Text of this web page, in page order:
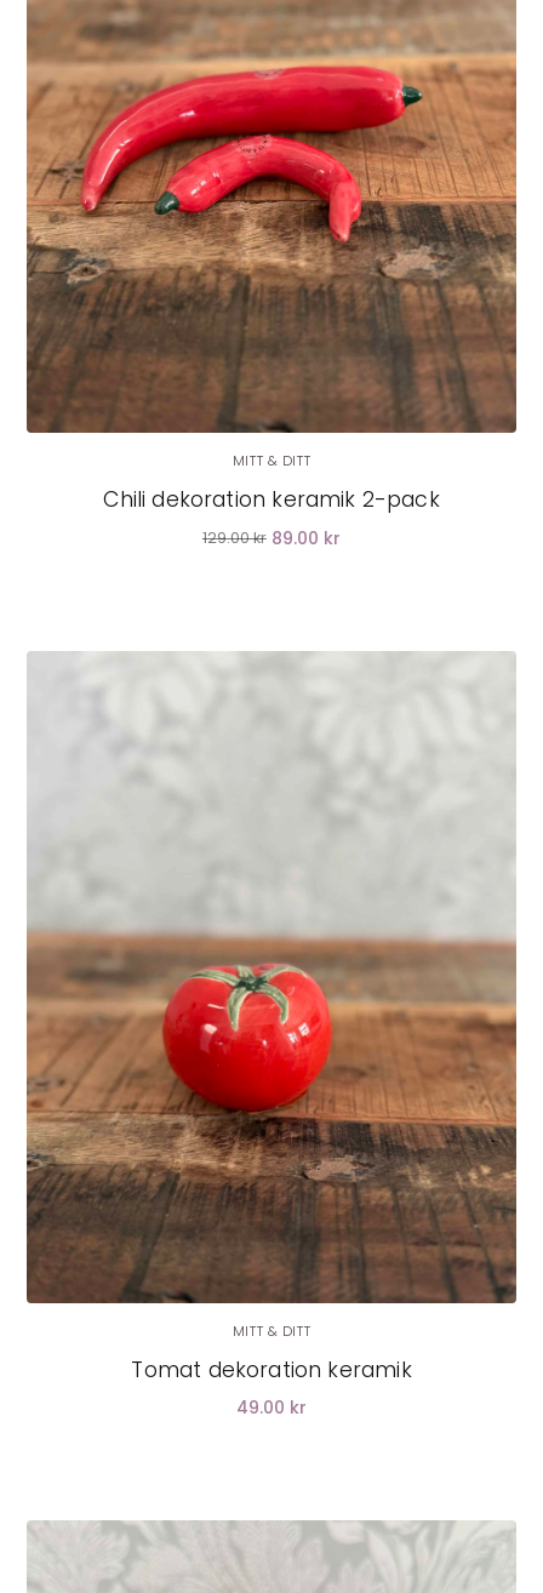
LÄGG I VARUKORG
MITT & DITT
Chili dekoration keramik 2-pack
129.00 kr 89.00 kr
MITT & DITT
Tomat dekoration keramik
49.00 kr